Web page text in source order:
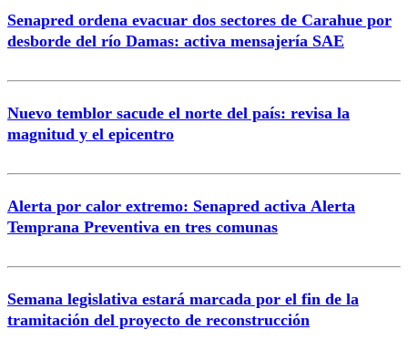
Senapred ordena evacuar dos sectores de Carahue por
desborde del río Damas: activa mensajería SAE
Nuevo temblor sacude el norte del país: revisa la
magnitud y el epicentro
Alerta por calor extremo: Senapred activa Alerta
Temprana Preventiva en tres comunas
Semana legislativa estará marcada por el fin de la
tramitación del proyecto de reconstrucción